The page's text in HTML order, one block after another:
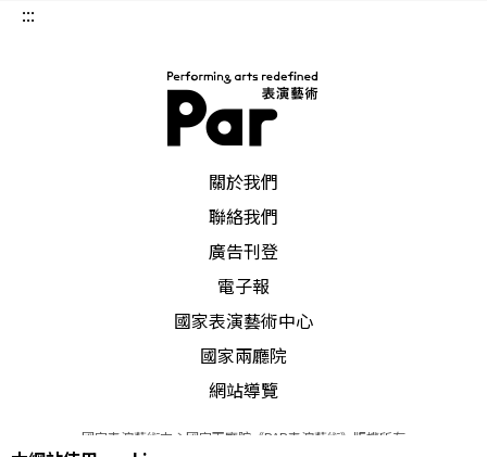
:::
關於我們
聯絡我們
廣告刊登
電子報
國家表演藝術中心
國家兩廳院
網站導覽
國家表演藝術中心國家兩廳院《PAR表演藝術》版權所有